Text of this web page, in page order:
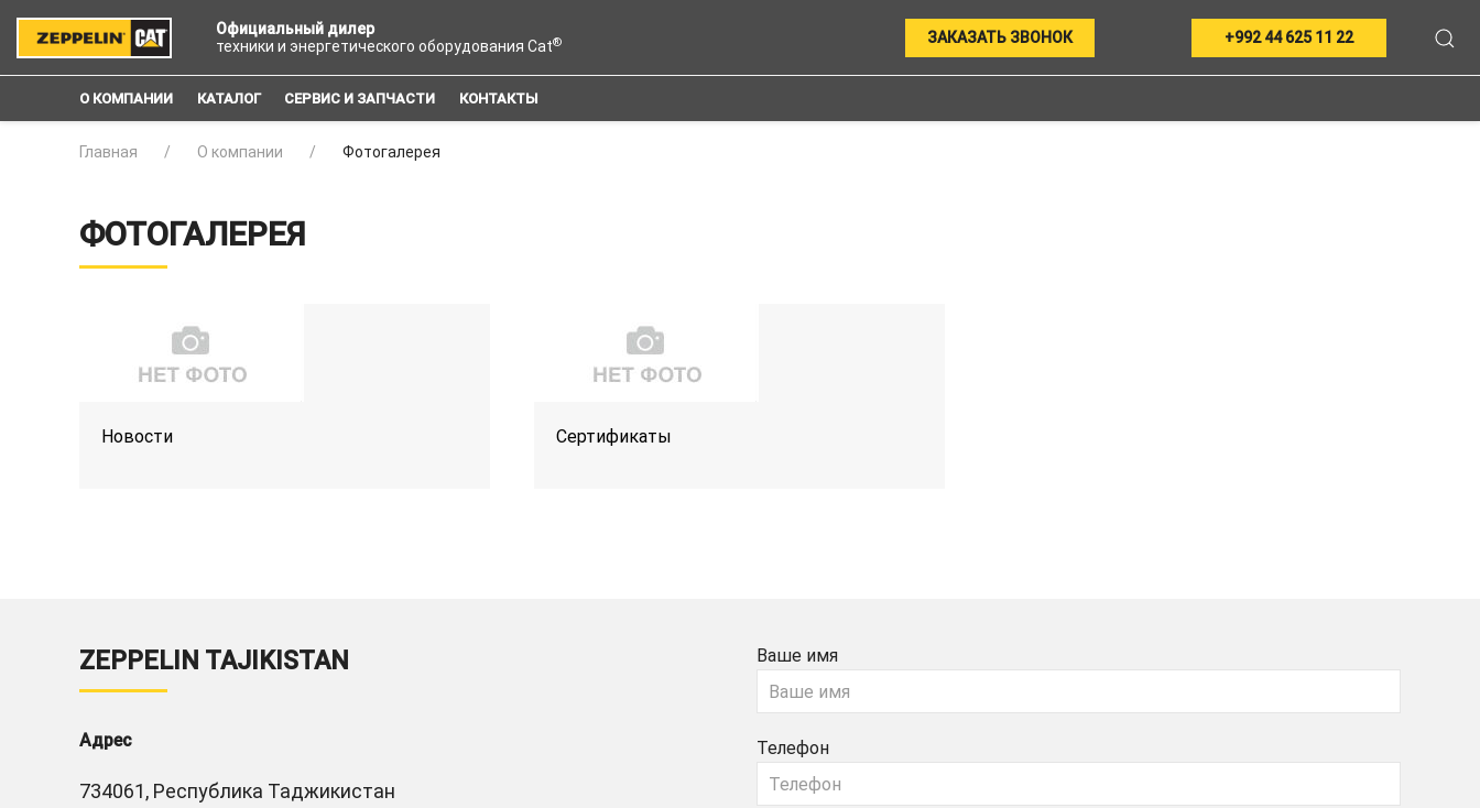
Официальный дилер
техники и энергетического оборудования Cat® ЗАКАЗАТЬ ЗВОНОК +992 44 625 11 22
О КОМПАНИИ КАТАЛОГ СЕРВИС И ЗАПЧАСТИ КОНТАКТЫ
Главная О компании Фотогалерея
ФОТОГАЛЕРЕЯ
Новости Сертификаты
ZEPPELIN TAJIKISTAN
Адрес
734061, Республика Таджикистан
Ваше имя
Телефон